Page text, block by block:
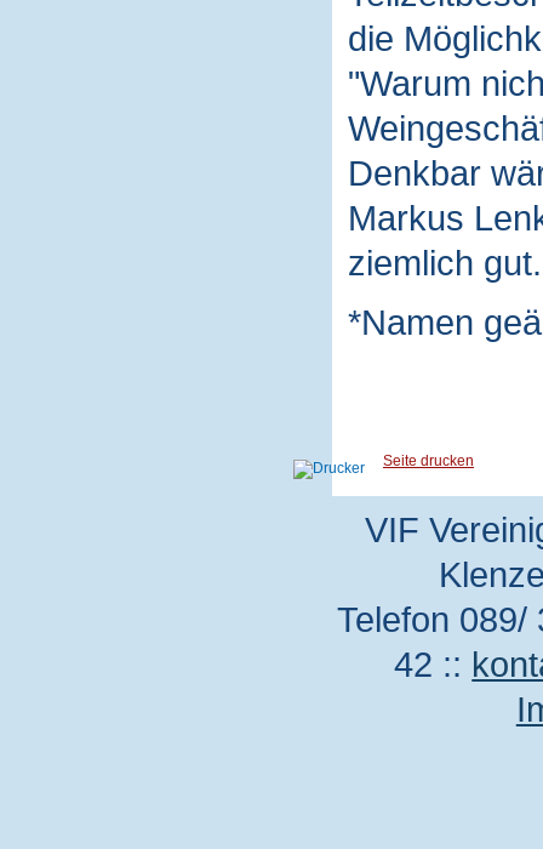
die
"Warum
Denkbar
Markus
ziemlich gut.
*Namen
Seite drucken
VIF
Telefon
42 ::